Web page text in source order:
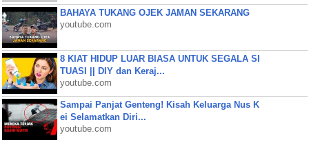
BAHAYA TUKANG OJEK JAMAN SEKARANG
youtube.com
8 KIAT HIDUP LUAR BIASA UNTUK SEGALA SI
TUASI || DIY dan Keraj...
youtube.com
Sampai Panjat Genteng! Kisah Keluarga Nus K
ei Selamatkan Diri...
youtube.com